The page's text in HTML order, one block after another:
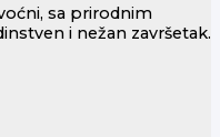
sa prirodnim
i nežan završetak.